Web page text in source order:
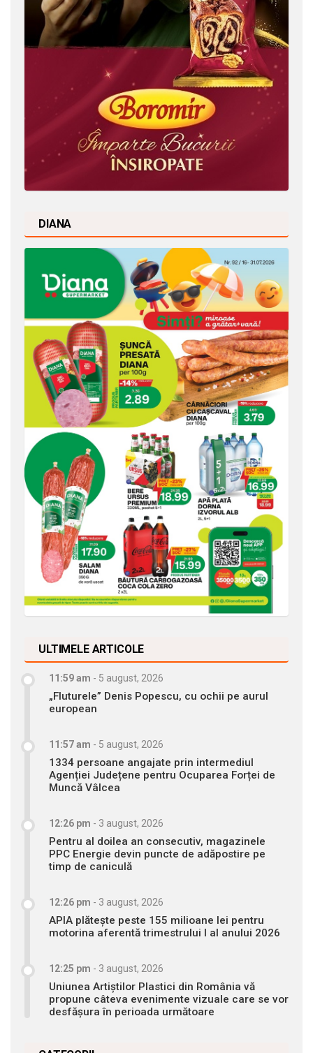
DIANA
ULTIMELE ARTICOLE
11:59 am - 5 august, 2026
„Fluturele” Denis Popescu, cu ochii pe aurul
european
11:57 am - 5 august, 2026
1334 persoane angajate prin intermediul
Agenției Județene pentru Ocuparea Forței de
Muncă Vâlcea
12:26 pm - 3 august, 2026
Pentru al doilea an consecutiv, magazinele
PPC Energie devin puncte de adăpostire pe
timp de caniculă
12:26 pm - 3 august, 2026
APIA plătește peste 155 milioane lei pentru
motorina aferentă trimestrului I al anului 2026
12:25 pm - 3 august, 2026
Uniunea Artiștilor Plastici din România vă
propune câteva evenimente vizuale care se vor
desfășura în perioada următoare